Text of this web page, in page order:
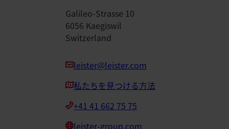
Galileo-Strasse 10
6056 Kaegiswil
Switzerland
leister@leister.com
私たちを見つける方法
+41 41 662 75 75
leister-group.com